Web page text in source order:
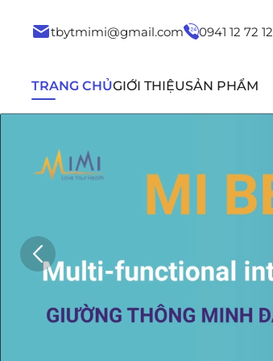
tbytmimi@gmail.com 0941 12 72 12
TRANG CHỦGIỚI THIỆUSẢN PHẨM